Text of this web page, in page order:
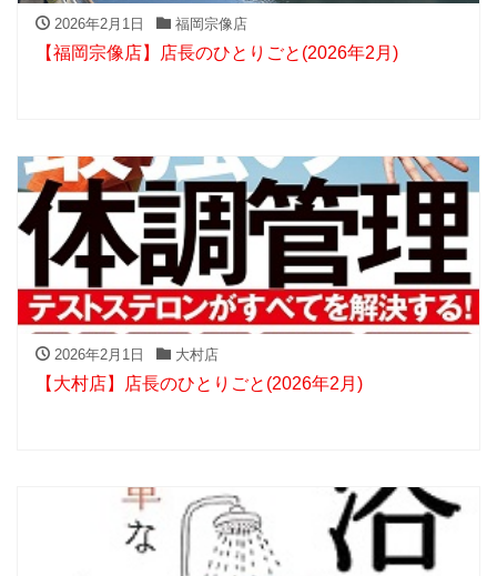
2026年2月1日 福岡宗像店
【福岡宗像店】店長のひとりごと(2026年2月)
2026年2月1日 大村店
【大村店】店長のひとりごと(2026年2月)